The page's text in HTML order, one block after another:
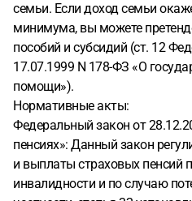
семьи. Если доход семьи
минимума, вы можете
пособий и субсидий (ст. 12
17.07.1999 N 178-ФЗ «О
помощи»).
Нормативные акты:
Федеральный закон от
пенсиях»: Данный закон
и выплаты страховых пенсий
инвалидности и по случаю